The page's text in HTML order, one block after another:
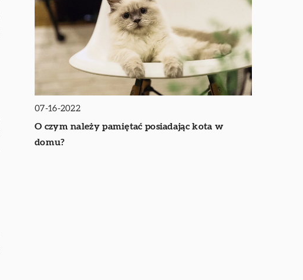
07-16-2022
O czym należy pamiętać posiadając kota w
domu?